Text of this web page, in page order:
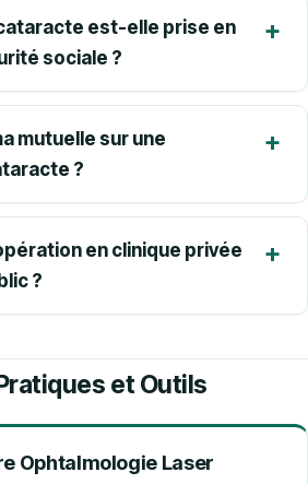
est-elle prise en
sociale ?
mutuelle sur une
?
en clinique privée
?
et Outils
Ophtalmologie Laser